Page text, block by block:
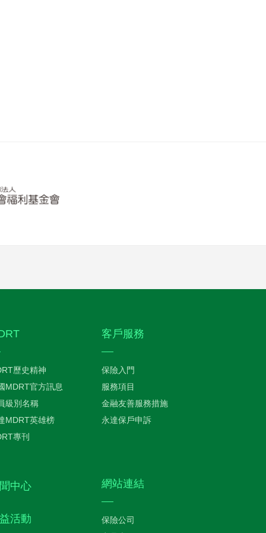
歷史精神
MDRT官方訊息
級別名稱
MDRT英雄榜
專刊
中心
活動
客戶服務
保險入門
服務項目
金融友善服務措施
永達保戶申訴
網站連結
保險公司